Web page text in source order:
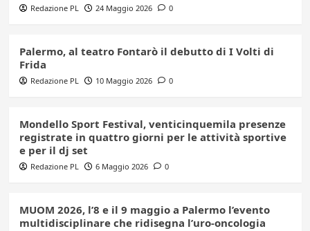
Redazione PL 24 Maggio 2026 0
Palermo, al teatro Fontarò il debutto di I Volti di
Frida
Redazione PL 10 Maggio 2026 0
Mondello Sport Festival, venticinquemila presenze
registrate in quattro giorni per le attività sportive
e per il dj set
Redazione PL 6 Maggio 2026 0
MUOM 2026, l’8 e il 9 maggio a Palermo l’evento
multidisciplinare che ridisegna l’uro-oncologia